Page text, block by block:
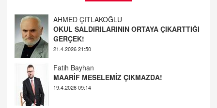
Fatih Bayhan
MAARİF MESELEMİZ ÇIKMAZDA!
19.4.2026 09:14
YUSUF YAVUZYILMAZ
EĞİTİM'DE ŞİDDET
19.4.2026 08:58